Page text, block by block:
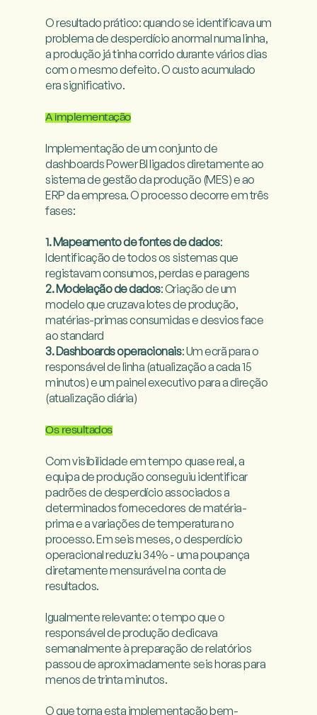
O resultado prático: quando se identificava um
problema de desperdício anormal numa linha,
a produção já tinha corrido durante vários dias
com o mesmo defeito. O custo acumulado
era significativo.
A implementação
Implementação de um conjunto de
dashboards Power BI ligados diretamente ao
sistema de gestão da produção (MES) e ao
ERP da empresa. O processo decorre em três
fases:
1. Mapeamento de fontes de dados:
Identificação de todos os sistemas que
2. Modelação de dados: Criação de um
modelo que cruzava lotes de produção,
matérias-primas consumidas e desvios face
3. Dashboards operacionais: Um ecrã para o
responsável de linha (atualização a cada 15
minutos) e um painel executivo para a direção
(atualização diária)
Os resultados
Com visibilidade em tempo quase real, a
equipa de produção conseguiu identificar
padrões de desperdício associados a
determinados fornecedores de matéria-
prima e a variações de temperatura no
processo. Em seis meses, o desperdício
operacional reduziu 34% - uma poupança
diretamente mensurável na conta de
resultados.
Igualmente relevante: o tempo que o
responsável de produção dedicava
semanalmente à preparação de relatórios
passou de aproximadamente seis horas para
menos de trinta minutos.
O que torna esta implementação bem-